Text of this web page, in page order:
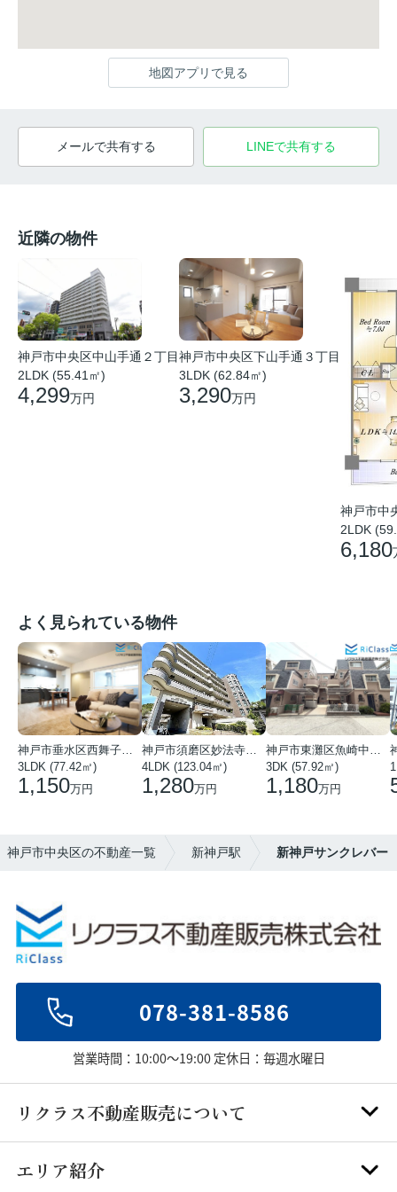
地図アプリで見る
メールで共有する LINEで共有する
近隣の物件
神戸市中央区中山手通２丁目
2LDK (55.41㎡)
4,299万円
神戸市中央区下山手通３丁目
3LDK (62.84㎡)
3,290万円
神戸市中
2LDK
6,180
よく見られている物件
神戸市垂水区西舞子１丁目
3LDK (77.42㎡)
1,150万円
神戸市須磨区妙法寺字岩山
4LDK (123.04㎡)
1,280万円
神戸市東灘区魚崎中町４丁目
3DK (57.92㎡)
1,180万円
神戸市中央区の不動産一覧 新神戸駅 新神戸サンクレバー
078-381-8586
営業時間：10:00～19:00 定休日：毎週水曜日
リクラス不動産販売について
エリア紹介